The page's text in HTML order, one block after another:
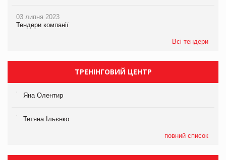
03 липня 2023
Тендери компанії
Всі тендери
ТРЕНІНГОВИЙ ЦЕНТР
Яна Олентир
Тетяна Ільєнко
повний список